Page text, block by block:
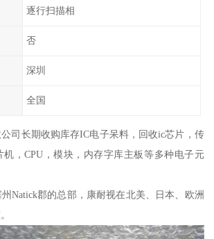
逐行扫描相
否
深圳
全国
司长期收购库存IC电子呆料，回收ic芯片，传
机，CPU，模块，内存字库主板等多种电子元
Natick郡的总部，康耐视在北美、日本、欧洲